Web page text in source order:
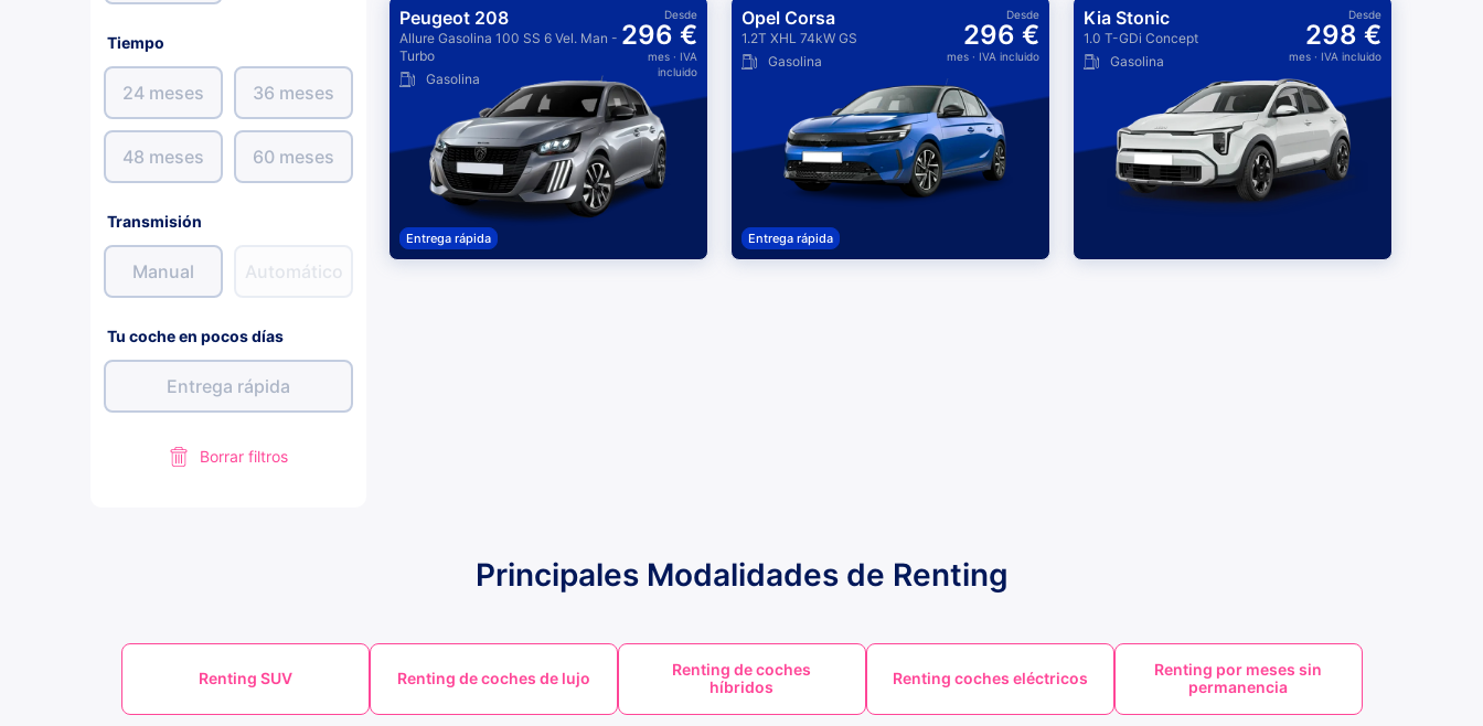
Tiempo
24 meses 36 meses
48 meses 60 meses
Transmisión
Manual Automático
Tu coche en pocos días
Entrega rápida
Borrar filtros
Peugeot 208
Allure Gasolina 100 SS 6 Vel. Man -
Turbo
Gasolina
Desde
296 €
mes · IVA
incluido
Entrega rápida
Opel Corsa
1.2T XHL 74kW GS
Gasolina
Desde
296 €
mes · IVA incluido
Entrega rápida
Kia Stonic
1.0 T-GDi Concept
Gasolina
Desde
298 €
mes · IVA incluido
Principales Modalidades de Renting
Renting SUV Renting de coches de lujo
Renting de coches
híbridos
Renting coches eléctricos
Renting por meses sin
permanencia